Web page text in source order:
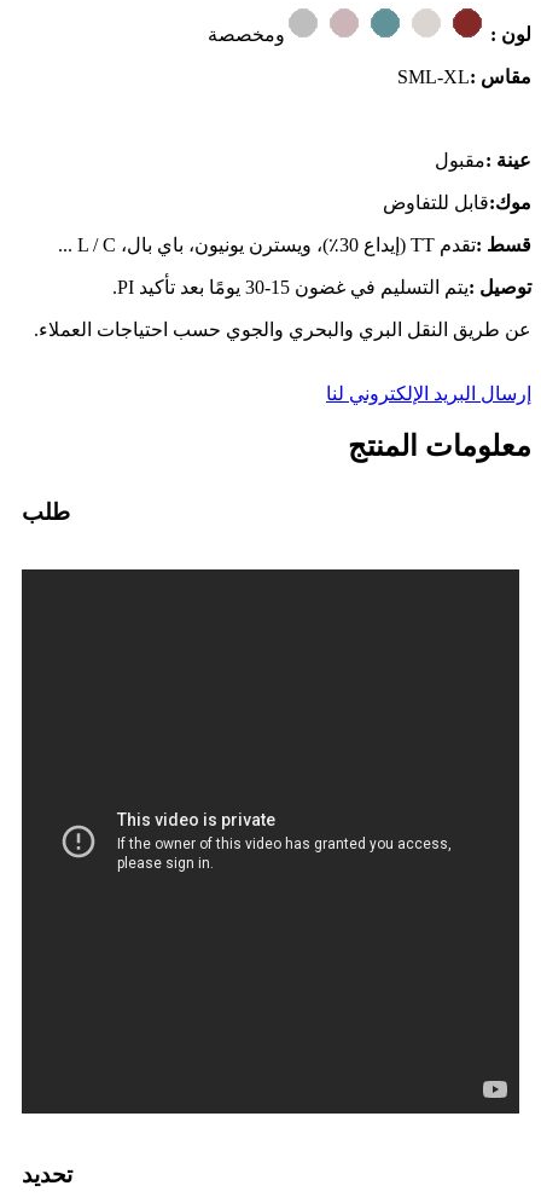
لون : ومخصصة
مقاس :SML-XL
عينة :مقبول
موك:قابل للتفاوض
قسط :تقدم TT (إيداع 30٪)، ويسترن يونيون، باي بال، L / C ...
توصيل :يتم التسليم في غضون 15-30 يومًا بعد تأكيد PI.
عن طريق النقل البري والبحري والجوي حسب احتياجات العملاء.
إرسال البريد الإلكتروني لنا
معلومات المنتج
طلب
تحديد